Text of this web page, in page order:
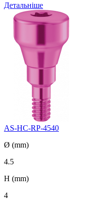
Детальніше
AS-HC-RP-4540
Ø (mm)
4.5
H (mm)
4